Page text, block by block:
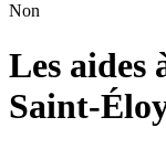
Non
Les aides
Saint-